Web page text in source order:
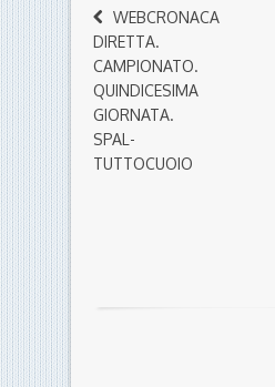
WEBCRONACA
DIRETTA.
CAMPIONATO.
QUINDICESIMA
GIORNATA.
SPAL-
TUTTOCUOIO